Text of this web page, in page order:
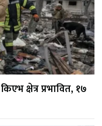
क्षेत्र प्रभावित, १७